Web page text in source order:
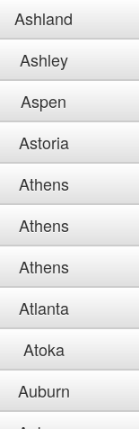
Ashland
Ashley
Aspen
Astoria
Athens
Athens
Athens
Atlanta
Atoka
Auburn